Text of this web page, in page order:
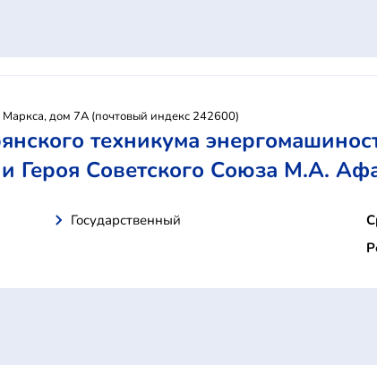
Маркса, дом 7А (почтовый индекс 242600)
техникума
Героя Советского Союза М.А.
Государственный